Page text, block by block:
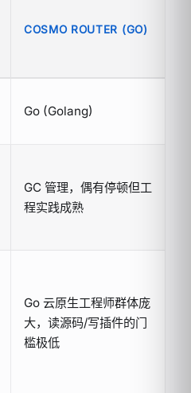
COSMO ROUTER (GO)
Go (Golang)
GC 管理，偶有停顿但工
程实践成熟
Go 云原生工程师群体庞
大，读源码/写插件的门
槛极低